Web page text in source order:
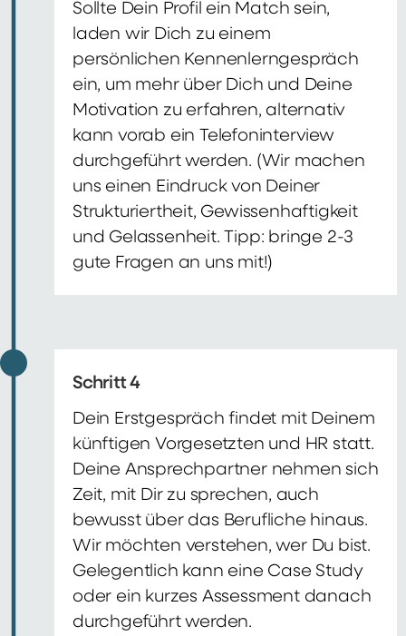
Sollte Dein Profil ein Match sein,
laden wir Dich zu einem
persönlichen Kennenlerngespräch
ein, um mehr über Dich und Deine
Motivation zu erfahren, alternativ
kann vorab ein Telefoninterview
durchgeführt werden. (Wir machen
uns einen Eindruck von Deiner
Strukturiertheit, Gewissenhaftigkeit
und Gelassenheit. Tipp: bringe 2-3
gute Fragen an uns mit!)
Schritt 4
Dein Erstgespräch findet mit Deinem
künftigen Vorgesetzten und HR statt.
Deine Ansprechpartner nehmen sich
Zeit, mit Dir zu sprechen, auch
bewusst über das Berufliche hinaus.
Wir möchten verstehen, wer Du bist.
Gelegentlich kann eine Case Study
oder ein kurzes Assessment danach
durchgeführt werden.